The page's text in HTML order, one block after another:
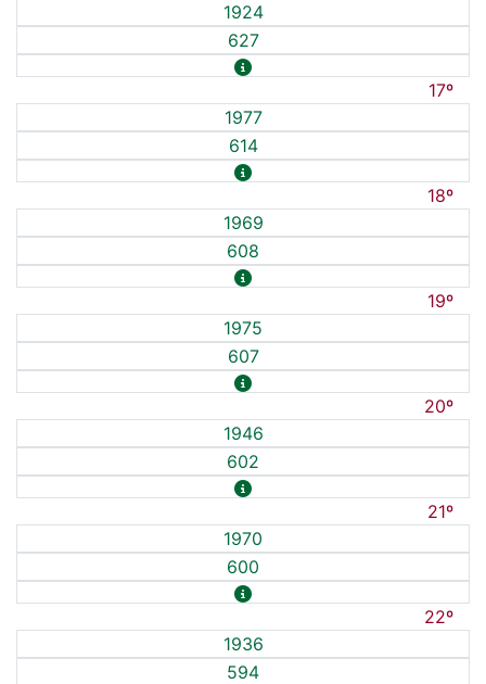
1924
627
17º
1977
614
18º
1969
608
19º
1975
607
20º
1946
602
21º
1970
600
22º
1936
594